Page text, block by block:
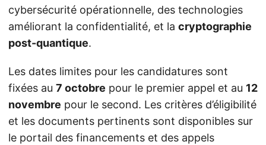
cybersécurité opérationnelle, des technologies
améliorant la confidentialité, et la cryptographie
post-quantique.
Les dates limites pour les candidatures sont
fixées au 7 octobre pour le premier appel et au 12
novembre pour le second. Les critères d’éligibilité
et les documents pertinents sont disponibles sur
le portail des financements et des appels